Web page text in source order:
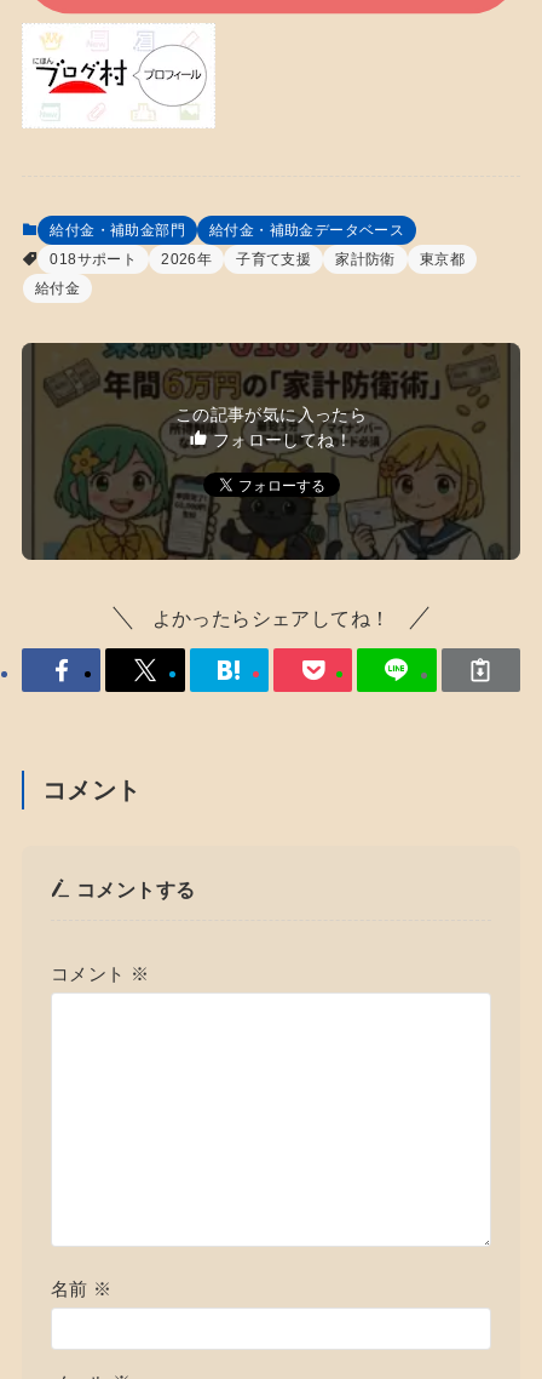
給付金・補助金部門
給付金・補助金データベース
018サポート
2026年 子育て支援 家計防衛
東京都
給付金
この記事が気に入ったら
フォローしてね！
よかったらシェアしてね！
コメント
コメントする
コメント ※
名前 ※